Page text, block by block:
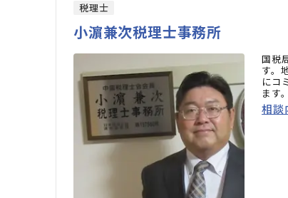
税理士
小濵兼次税理士事務所
国税
す。
にコ
ます。
相談